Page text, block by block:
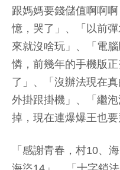
跟媽媽要錢儲值啊啊
憶，哭了」、「以前
來就沒啥玩」、「電
憐，前幾年的手機版
了」、「沒辦法現在
外掛跟掛機」、「繼
掉，現在連爆爆王也要
「感謝青春，村10、